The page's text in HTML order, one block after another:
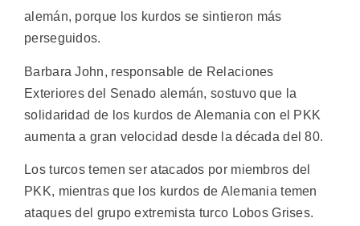
alemán, porque los kurdos se sintieron más
perseguidos.
Barbara John, responsable de Relaciones
Exteriores del Senado alemán, sostuvo que la
solidaridad de los kurdos de Alemania con el PKK
aumenta a gran velocidad desde la década del 80.
Los turcos temen ser atacados por miembros del
PKK, mientras que los kurdos de Alemania temen
ataques del grupo extremista turco Lobos Grises.